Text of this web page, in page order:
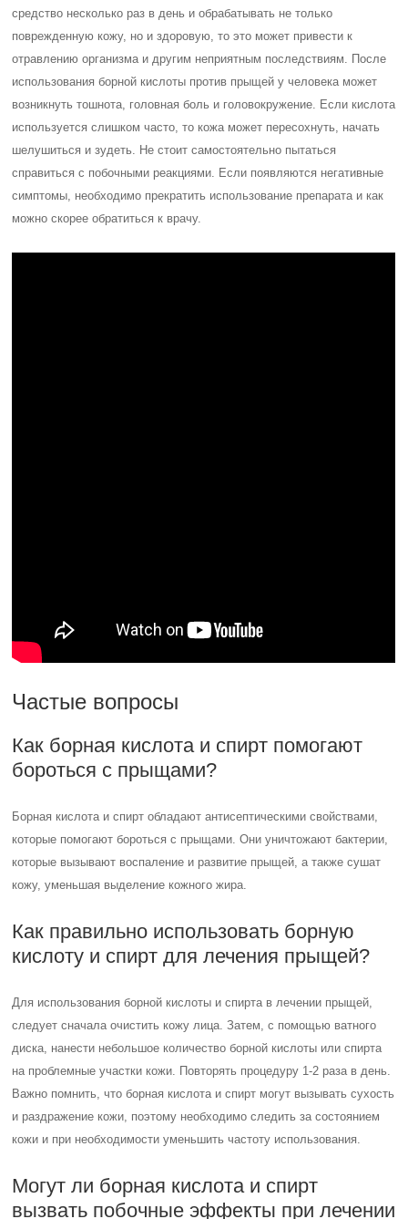
средство несколько раз в день и обрабатывать не только
поврежденную кожу, но и здоровую, то это может привести к
отравлению организма и другим неприятным последствиям. После
использования борной кислоты против прыщей у человека может
возникнуть тошнота, головная боль и головокружение. Если кислота
используется слишком часто, то кожа может пересохнуть, начать
шелушиться и зудеть. Не стоит самостоятельно пытаться
справиться с побочными реакциями. Если появляются негативные
симптомы, необходимо прекратить использование препарата и как
можно скорее обратиться к врачу.
Частые вопросы
Как борная кислота и спирт помогают
бороться с прыщами?
Борная кислота и спирт обладают антисептическими свойствами,
которые помогают бороться с прыщами. Они уничтожают бактерии,
которые вызывают воспаление и развитие прыщей, а также сушат
кожу, уменьшая выделение кожного жира.
Как правильно использовать борную
кислоту и спирт для лечения прыщей?
Для использования борной кислоты и спирта в лечении прыщей,
следует сначала очистить кожу лица. Затем, с помощью ватного
диска, нанести небольшое количество борной кислоты или спирта
на проблемные участки кожи. Повторять процедуру 1-2 раза в день.
Важно помнить, что борная кислота и спирт могут вызывать сухость
и раздражение кожи, поэтому необходимо следить за состоянием
кожи и при необходимости уменьшить частоту использования.
Могут ли борная кислота и спирт
вызвать побочные эффекты при лечении